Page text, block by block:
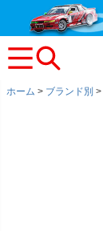
ホーム ブランド別